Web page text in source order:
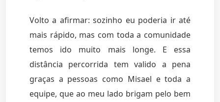
Volto a afirmar: sozinho eu poderia ir até
mais rápido, mas com toda a comunidade
temos ido muito mais longe. E essa
distância percorrida tem valido a pena
graças a pessoas como Misael e toda a
equipe, que ao meu lado brigam pelo bem